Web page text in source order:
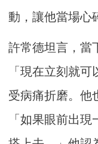
動，讓他當場心
許常德坦言，當
「現在立刻就
受病痛折磨。他
「如果眼前出